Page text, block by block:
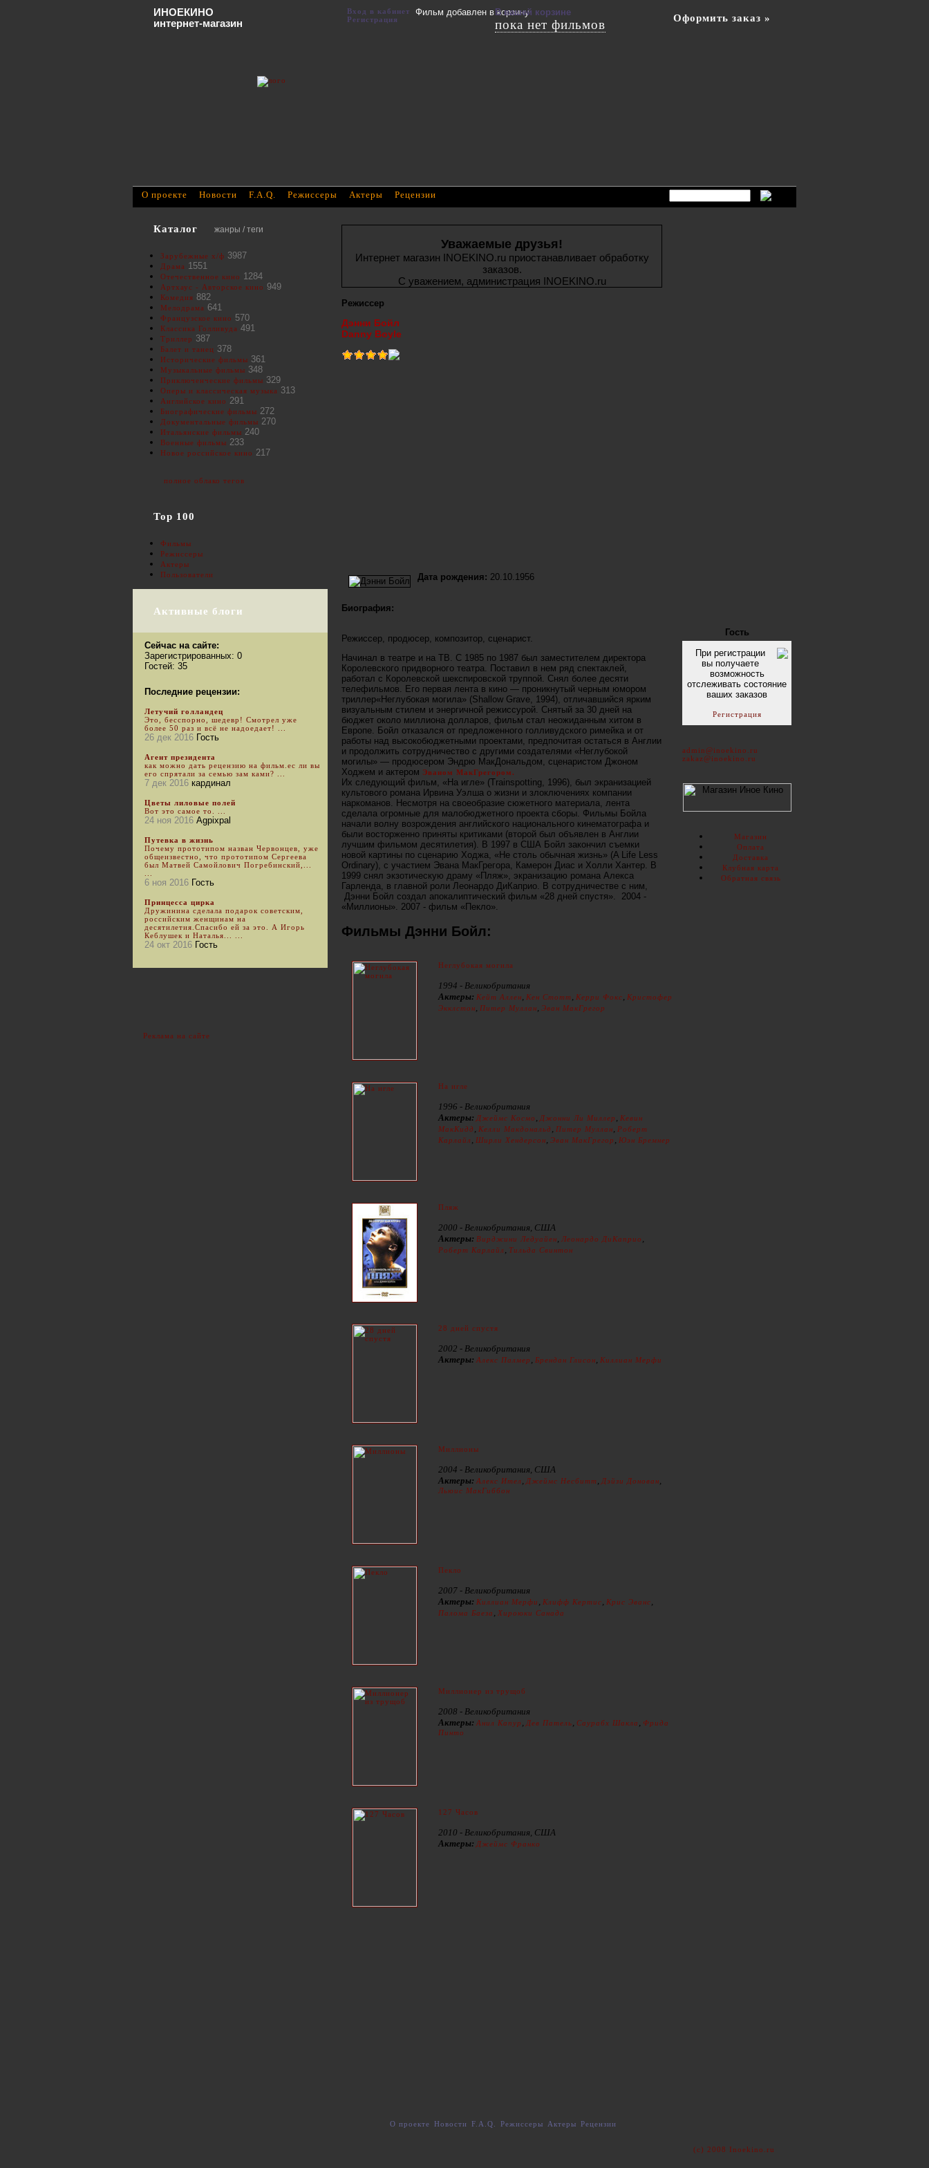
Уважаемые друзья!
Интернет магазин INOEKINO.ru приостанавливает обработку
заказов.
С уважением, администрация INOEKINO.ru
Режиссер
Дэнни Бойл
Danny Boyle
Дата рождения: 20.10.1956
Биография:
Режиссер, продюсер, композитор, сценарист.
Начинал в театре и на ТВ. С 1985 по 1987 был заместителем директора
Королевского придворного театра. Поставил в нем ряд спектаклей,
работал с Королевской шекспировской труппой. Снял более десяти
телефильмов. Его первая лента в кино — проникнутый черным юмором
триллер«Неглубокая могила» (Shallow Grave, 1994), отличавшийся ярким
визуальным стилем и энергичной режиссурой. Снятый за 30 дней на
бюджет около миллиона долларов, фильм стал неожиданным хитом в
Европе. Бойл отказался от предложенного голливудского римейка и от
работы над высокобюджетными проектами, предпочитая остаться в Англии
и продолжить сотрудничество с другими создателями «Неглубокой
могилы» — продюсером Эндрю МакДональдом, сценаристом Джоном
Ходжем и актером Эваном МакГрегором.
Их следующий фильм, «На игле» (Trainspotting, 1996), был экранизацией
культового романа Ирвина Уэлша о жизни и злоключениях компании
наркоманов. Несмотря на своеобразие сюжетного материала, лента
сделала огромные для малобюджетного проекта сборы. Фильмы Бойла
начали волну возрождения английского национального кинематографа и
были восторженно приняты критиками (второй был объявлен в Англии
лучшим фильмом десятилетия). В 1997 в США Бойл закончил съемки
новой картины по сценарию Ходжа, «Не столь обычная жизнь» (A Life Less
Ordinary), с участием Эвана МакГрегора, Камерон Диас и Холли Хантер. В
1999 снял экзотическую драму «Пляж», экранизацию романа Алекса
Гарленда, в главной роли Леонардо ДиКаприо. В сотрудничестве с ним,
Дэнни Бойл создал апокалиптический фильм «28 дней спустя». 2004 -
«Миллионы». 2007 - фильм «Пекло».
Фильмы Дэнни Бойл:
Неглубокая могила
1994 - Великобритания
Актеры: Кейт Аллен, Кен Стотт , Керри Фокс, Кристофер
Экклстон, Питер Муллан, Эван МакГрегор
На игле
1996 - Великобритания
Актеры: Джеймс Космо , Джонни Ли Миллер , Кевин
МакКидд , Келли Макдональд , Питер Муллан, Роберт
Карлайл , Ширли Хендерсон, Эван МакГрегор , Юэн Бремнер
Пляж
2000 - Великобритания, США
Актеры: Вирджини Ледуайен, Леонардо ДиКаприо ,
Роберт Карлайл , Тильда Свинтон
28 дней спустя
2002 - Великобритания
Актеры: Алекс Палмер , Брендан Глисон, Киллиан Мерфи
Миллионы
2004 - Великобритания, США
Актеры: Алекс Ител , Джеймс Несбитт , Дэйзи Донован,
Льюис МакГиббон
Пекло
2007 - Великобритания
Актеры: Киллиан Мерфи , Клифф Кертис, Крис Эванс,
Палома Баеза , Хироюки Санада
Миллионер из трущоб
2008 - Великобритания
Актеры: Анил Капур , Дев Патель, Саурабх Шакла , Фрида
Пинто
127 Часов
2010 - Великобритания, США
Актеры: Джеймс Франко
Каталог жанры / теги
Зарубежные х/ф 3987
Драма 1551
Отечественное кино 1284
Артхаус - Авторское кино 949
Комедия 882
Мелодрама 641
Французское кино 570
Классика Голливуда 491
Триллер 387
Балет и танец 378
Исторические фильмы 361
Музыкальные фильмы 348
Приключенческие фильмы 329
Оперы и классическая музыка 313
Английское кино 291
Биографические фильмы 272
Документальные фильмы 270
Итальянские фильмы 240
Военные фильмы 233
Новое российское кино 217
полное облако тегов
Top 100
Фильмы
Режиссеры
Актеры
Пользователи
Активные блоги
Сейчас на сайте:
Зарегистрированных: 0
Гостей: 35
Последние рецензии:
Летучий голландец
Это, бесспорно, шедевр! Смотрел уже
более 50 раз и всё не надоедает! ...
26 дек 2016 Гость
Агент президента
как можно дать рецензию на фильм.ес ли вы
его спрятали за семью зам ками? ...
7 дек 2016 кардинал
Цветы лиловые полей
Вот это самое то. ...
24 ноя 2016 Agpixpal
Путевка в жизнь
Почему прототипом назван Червонцев, уже
общеизвестно, что прототипом Сергеева
был Матвей Самойлович Погребинский,...
6 ноя 2016 Гость
Принцесса цирка
Дружинина сделала подарок советским,
российским женщинам на
десятилетия.Спасибо ей за это. А Игорь
Кеблушек и Наталья... ...
24 окт 2016 Гость
Реклама на сайте
Гость
При регистрации
вы получаете
возможность
отслеживать состояние
ваших заказов
Регистрация
admin@inoekino.ru
zakaz@inoekino.ru
Магазин
Оплата
Доставка
Клубная карта
Обратная связь
О проекте Новости F.A.Q. Режиссеры Актеры Рецензии
(c) 2008 Inoekino.ru
О проекте Новости F.A.Q. Режиссеры Актеры Рецензии
Фильм добавлен в корзину
ИНОЕКИНО
интернет-магазин
Вход в кабинет
Регистрация
В вашей корзине
пока нет фильмов Оформить заказ »